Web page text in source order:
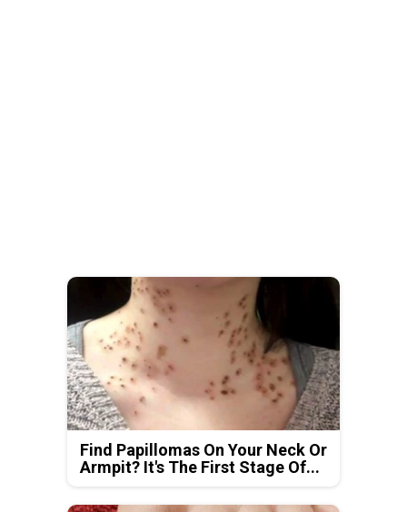
Find Papillomas On Your Neck Or
Armpit? It's The First Stage Of...